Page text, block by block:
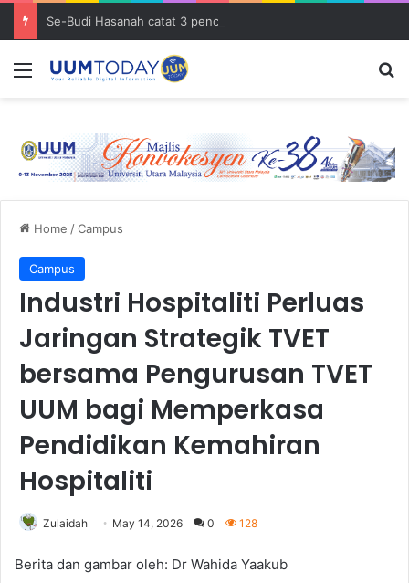
Menu
Home /Campus
Campus
Industri Hospitaliti Perluas
Jaringan Strategik TVET
bersama Pengurusan TVET
UUM bagi Memperkasa
Pendidikan Kemahiran
Hospitaliti
Zulaidah May 14, 2026 0 128
Berita dan gambar oleh: Dr Wahida Yaakub